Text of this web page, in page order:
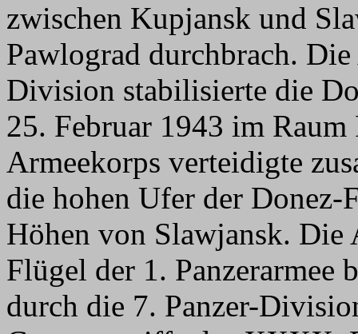
zwischen Kupjansk und
Pawlograd durchbrach.
Division stabilisierte die
25. Februar 1943 im
Armeekorps verteidigte
die hohen Ufer der Donez-
Höhen von Slawjansk. Die
Flügel der 1. Panzerarmee
durch die 7. Panzer-